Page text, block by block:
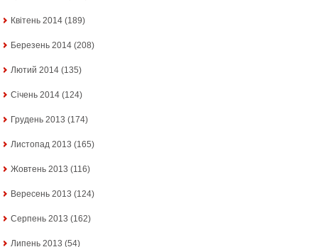
Квітень 2014 (189)
Березень 2014 (208)
Лютий 2014 (135)
Січень 2014 (124)
Грудень 2013 (174)
Листопад 2013 (165)
Жовтень 2013 (116)
Вересень 2013 (124)
Серпень 2013 (162)
Липень 2013 (54)